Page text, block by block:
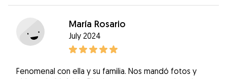
María Rosario
July 2024
Fenomenal con ella y su familia. Nos mandó fotos y